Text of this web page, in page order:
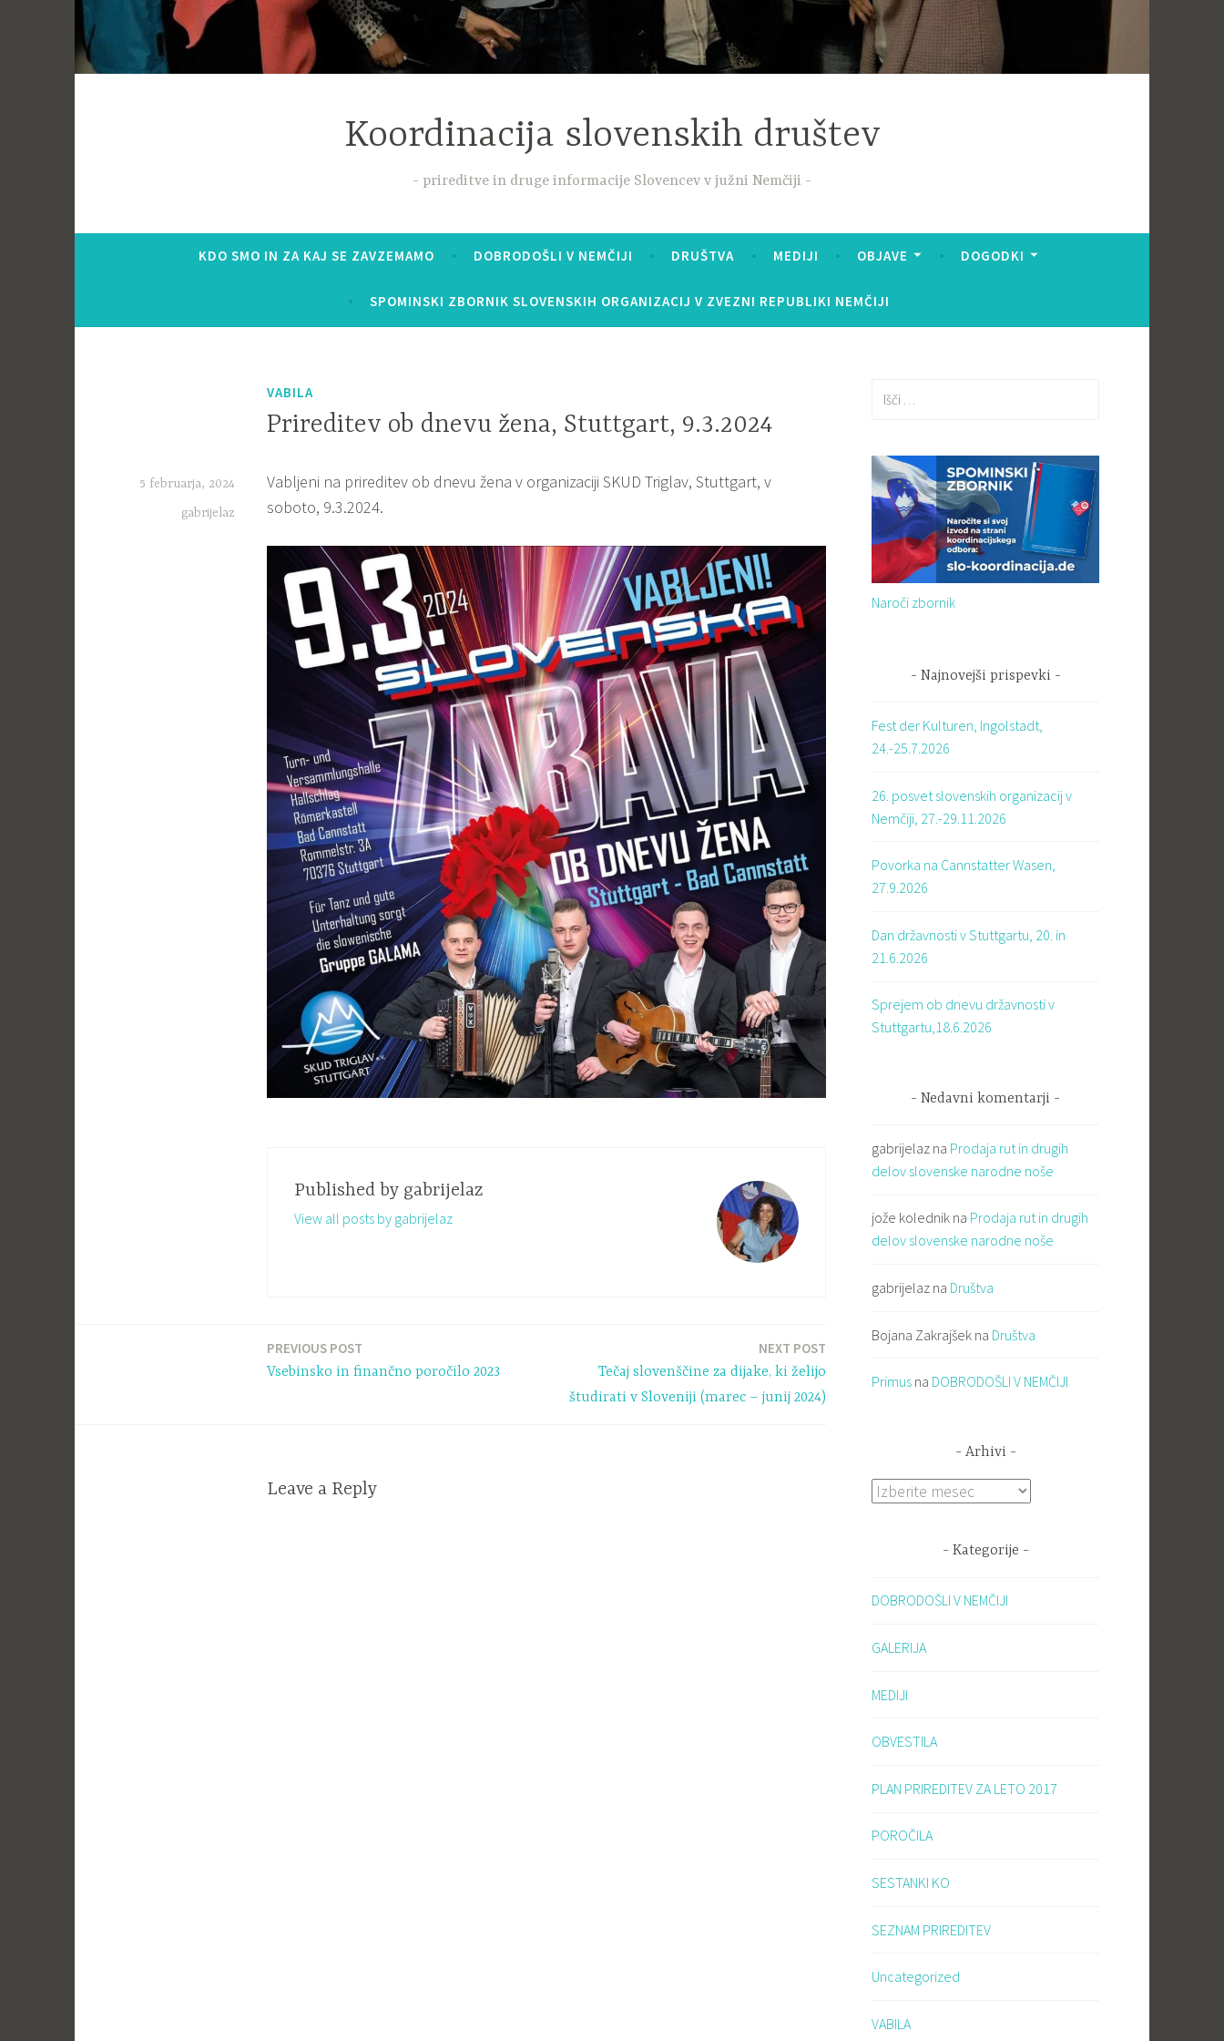
Koordinacija slovenskih društev
prireditve in druge informacije Slovencev v južni Nemčiji
KDO SMO IN ZA KAJ SE ZAVZEMAMO DOBRODOŠLI V NEMČIJI DRUŠTVA MEDIJI OBJAVE DOGODKI
SPOMINSKI ZBORNIK SLOVENSKIH ORGANIZACIJ V ZVEZNI REPUBLIKI NEMČIJI
VABILA
Prireditev ob dnevu žena, Stuttgart, 9.3.2024
5 februarja, 2024
gabrijelaz
Vabljeni na prireditev ob dnevu žena v organizaciji SKUD Triglav, Stuttgart, v
soboto, 9.3.2024.
Published by gabrijelaz
View all posts by gabrijelaz
PREVIOUS POST
Vsebinsko in finančno poročilo 2023
NEXT POST
Tečaj slovenščine za dijake, ki želijo
študirati v Sloveniji (marec – junij 2024)
Leave a Reply
Naroči zbornik
Najnovejši prispevki
Fest der Kulturen, Ingolstadt,
24.-25.7.2026
26. posvet slovenskih organizacij v
Nemčiji, 27.-29.11.2026
Povorka na Cannstatter Wasen,
27.9.2026
Dan državnosti v Stuttgartu, 20. in
21.6.2026
Sprejem ob dnevu državnosti v
Stuttgartu,18.6.2026
Nedavni komentarji
gabrijelaz na Prodaja rut in drugih
delov slovenske narodne noše
jože kolednik na Prodaja rut in drugih
delov slovenske narodne noše
gabrijelaz na Društva
Bojana Zakrajšek na Društva
Primus na DOBRODOŠLI V NEMČIJI
Arhivi
Arhivi
Kategorije
DOBRODOŠLI V NEMČIJI
GALERIJA
MEDIJI
OBVESTILA
PLAN PRIREDITEV ZA LETO 2017
POROČILA
SESTANKI KO
SEZNAM PRIREDITEV
Uncategorized
VABILA